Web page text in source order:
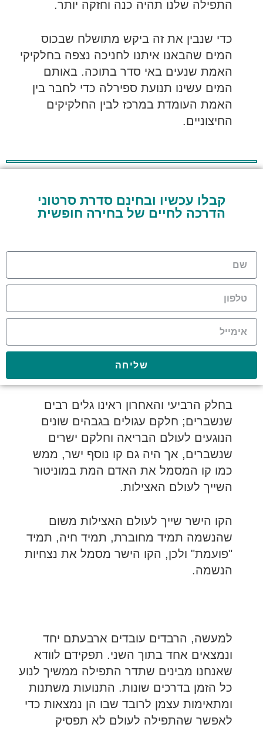
התפילה שלנו תהיה כנה וחזקה יותר.
כדי שנבין את זה ביקש מתושלח שבכוס
המים שהבאנו איתנו לחניכה נצפה בחלקיקי
האמת שנעים באי סדר בתוכה. באותם
המים עשינו תנועת ספירלה כדי לחבר בין
האמת העומדת במרכז לבין החלקיקים
החיצוניים.
קבלו עכשיו ובחינם סדרת סרטוני
הדרכה לחיים של בחירה חופשית
שליחה
בחלק הרביעי והאחרון ראינו גלים רבים
שנשברים; חלקם עגולים בגבהים שונים
הנוגעים לעולם הבריאה וחלקם ישרים
שנשברים, אך היה גם קו נוסף ישר, ממש
כמו קו המסמל את האדם המת במוניטור
השייך לעולם האצילות.
הקו הישר שייך לעולם האצילות משום
שהנשמה תמיד מחוברת, תמיד חיה, תמיד
"פועמת" ולכן, הקו הישר מסמל את נצחיות
הנשמה.
למעשה, הרבדים עובדים ארבעתם יחד
ונמצאים אחד בתוך השני. תפקידם לוודא
שאנחנו מבינים שתדר התפילה ממשיך לנוע
כל הזמן בדרכים שונות. התנועות משתנות
ומתאימות עצמן לרובד שבו הן נמצאות כדי
לאפשר שהתפילה לעולם לא תפסיק